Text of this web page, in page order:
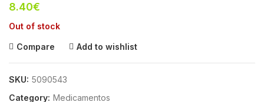
8.40€
Out of stock
Compare Add to wishlist
SKU: 5090543
Category: Medicamentos